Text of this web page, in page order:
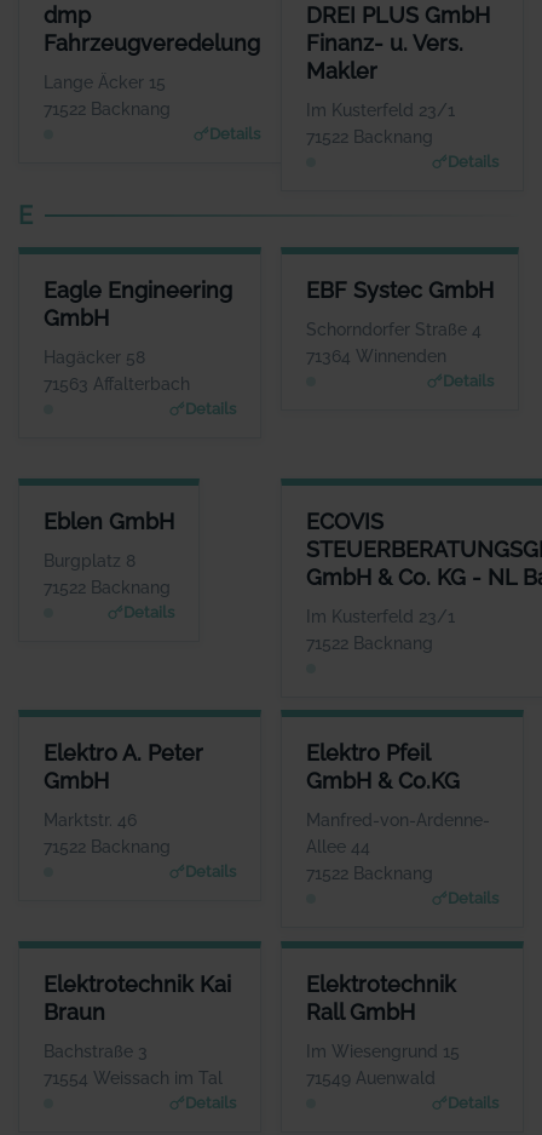
dmp
Fahrzeugveredelung
Lange Äcker 15
71522 Backnang
Details
DMP FAHRZEUGVEREDELUNG
ANSPRECHPARTNER
Herr Dominic Pedersen
www.dmp-fahrzeugveredel
DREI PLUS GmbH
Finanz- u. Vers.
Makler
Im Kusterfeld 23/1
71522 Backnang
Details
DREI PLUS GMBH FINANZ- U.
Herr
E
Eagle Engineering
GmbH
Hagäcker 58
71563 Affalterbach
Details
EAGLE ENGINEERING GMBH
ANSPRECHPARTNER
www.Eagleengineering.de
EBF Systec GmbH
Schorndorfer Straße 4
71364 Winnenden
Details
EBF SYSTEC GMBH
ANSPRECHPARTNER
Herr Dieter Ebel
WEBSITE
Eblen GmbH
Burgplatz 8
71522 Backnang
Details
EBLEN GMBH
Herr Holger Krauss
www.wuerttembergisch
e.de/versicherungen/e
ECOVIS
GmbH & Co. KG - NL
Im Kusterfeld 23/1
71522 Backnang
ECOVIS
Elektro A. Peter
GmbH
Marktstr. 46
71522 Backnang
Details
ELEKTRO A. PETER GMBH
ANSPRECHPARTNER
Herr Heiko und Ralf
www.elektro-apeter.de
Elektro Pfeil
GmbH & Co.KG
Manfred-von-Ardenne-
Allee 44
71522 Backnang
Details
ELEKTRO PFEIL GMBH & CO.KG
Herr Steffen Pfeil
www.elektro-pfeil.com
Elektrotechnik Kai
Braun
Bachstraße 3
71554 Weissach im Tal
Details
ELEKTROTECHNIK KAI BRAUN
Frau Franziska Braun
Www.elektrotechnik-kb.de
Elektrotechnik
Rall GmbH
Im Wiesengrund 15
71549 Auenwald
Details
ELEKTROTECHNIK RALL GMBH
ANSPRECHPARTNER
Herr Andre Kengerter
www.elektrotechnik-rall.de